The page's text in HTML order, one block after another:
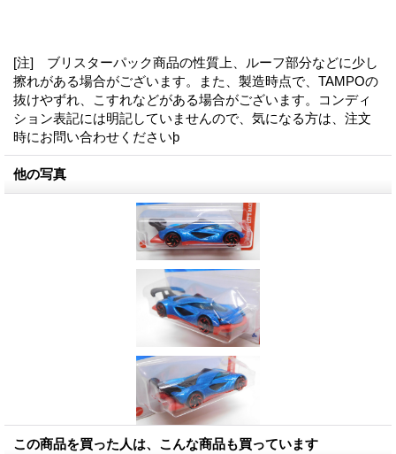
[注] ブリスターパック商品の性質上、ルーフ部分などに少し
擦れがある場合がございます。また、製造時点で、TAMPOの
抜けやずれ、こすれなどがある場合がございます。コンディ
ション表記には明記していませんので、気になる方は、注文
時にお問い合わせくださいϸ
他の写真
この商品を買った人は、こんな商品も買っています